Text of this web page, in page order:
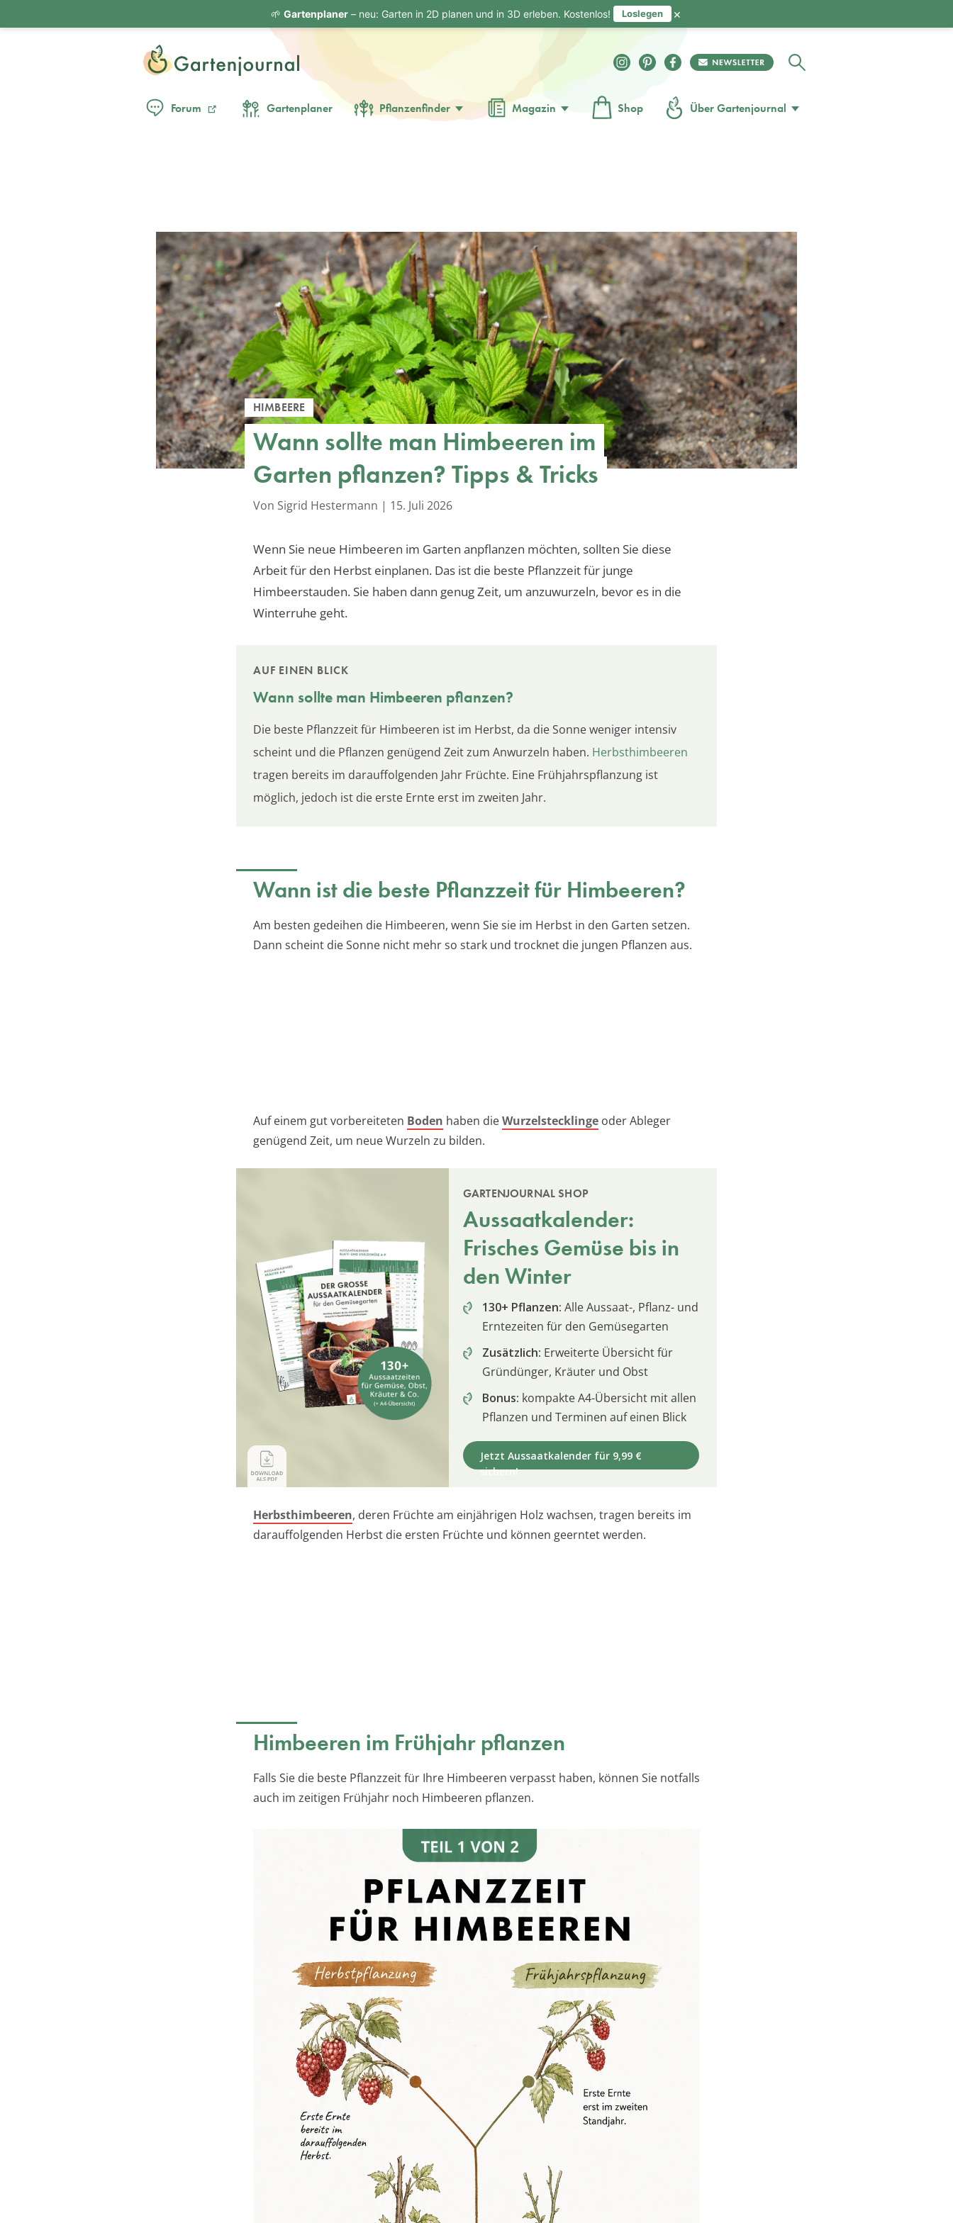
Forum Gartenplaner Pflanzenfinder Magazin Shop Über Gartenjournal
HIMBEERE
Wann sollte man Himbeeren im
Garten pflanzen? Tipps & Tricks
Von Sigrid Hestermann | 15. Juli 2026
Wenn Sie neue Himbeeren im Garten anpflanzen möchten, sollten Sie diese
Arbeit für den Herbst einplanen. Das ist die beste Pflanzzeit für junge
Himbeerstauden. Sie haben dann genug Zeit, um anzuwurzeln, bevor es in die
Winterruhe geht.
AUF EINEN BLICK
Wann sollte man Himbeeren pflanzen?
Die beste Pflanzzeit für Himbeeren ist im Herbst, da die Sonne weniger intensiv
scheint und die Pflanzen genügend Zeit zum Anwurzeln haben. Herbsthimbeeren
tragen bereits im darauffolgenden Jahr Früchte. Eine Frühjahrspflanzung ist
möglich, jedoch ist die erste Ernte erst im zweiten Jahr.
Wann ist die beste Pflanzzeit für Himbeeren?
Am besten gedeihen die Himbeeren, wenn Sie sie im Herbst in den Garten setzen.
Dann scheint die Sonne nicht mehr so stark und trocknet die jungen Pflanzen aus.
Auf einem gut vorbereiteten Boden haben dieWurzelstecklinge oder Ableger
genügend Zeit, um neue Wurzeln zu bilden.
GARTENJOURNAL SHOP
Aussaatkalender:
Frisches Gemüse bis in
den Winter
130+ Pflanzen: Alle Aussaat-, Pflanz- und
Erntezeiten für den Gemüsegarten
Zusätzlich: Erweiterte Übersicht für
Gründünger, Kräuter und Obst
Bonus: kompakte A4-Übersicht mit allen
Pflanzen und Terminen auf einen Blick
Jetzt Aussaatkalender für 9,99 €
sichern!
Herbsthimbeeren, deren Früchte am einjährigen Holz wachsen, tragen bereits im
darauffolgenden Herbst die ersten Früchte und können geerntet werden.
Himbeeren im Frühjahr pflanzen
Falls Sie die beste Pflanzzeit für Ihre Himbeeren verpasst haben, können Sie notfalls
auch im zeitigen Frühjahr noch Himbeeren pflanzen.
🌱 Gartenplaner– neu: Garten in 2D planen und in 3D erleben. Kostenlos! Loslegen ×